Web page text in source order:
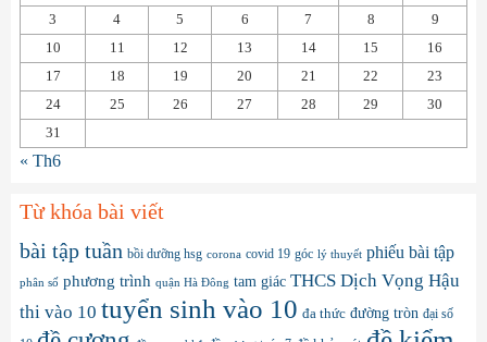
3
4 5 6 7 8
9
10
11 12 13 14 15
16
17
18 19 20 21 22
23
24
25 26 27 28 29
30
31
« Th6
Từ khóa bài viết
bài tập tuần bồi dưỡng hsg corona covid 19 góc lý thuyết phiếu bài tập
phân số phương trình quận Hà Đông tam giác THCS Dịch Vọng Hậu
thi vào 10 tuyển sinh vào 10 đa thức đường tròn đại số